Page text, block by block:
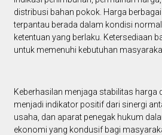
distribusi bahan pokok. Harga
terpantau berada dalam kondisi
ketentuan yang berlaku. Ketersediaan
untuk memenuhi kebutuhan
Keberhasilan menjaga stabilitas harga
menjadi indikator positif dari sinergi
usaha, dan aparat penegak hukum
ekonomi yang kondusif bagi